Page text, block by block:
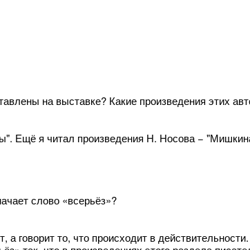
на выставке? Какие произведения этих
Ещё я читал произведения Н. Носова −
слово «всерьёз»?
говорит то, что происходит в действительности.